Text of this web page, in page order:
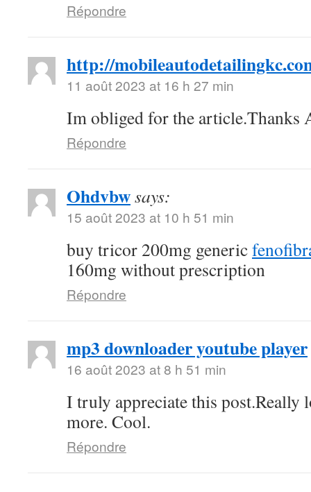
Répondre
http://
11 août 2023 at 16 h 27 min
Im obliged for the article.Thanks
Répondre
Ohdvbwsays:
15 août 2023 at 10 h 51 min
buy tricor 200mg generic
160mg without prescription
Répondre
mp3 downloader youtube player
16 août 2023 at 8 h 51 min
I truly appreciate this post.Really
more. Cool.
Répondre